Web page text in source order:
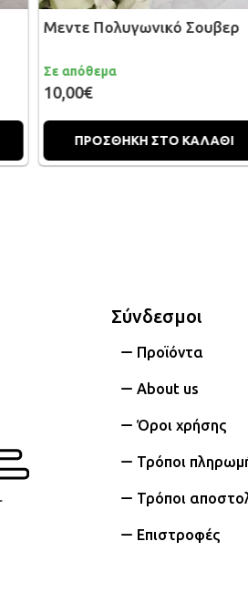
Σουβερ
ΣΤΟ ΚΑΛΑΘΙ
Μπεζ
Σύνδεσμοι
Προϊόντα
About us
Όροι χρήσης
Τρόποι
Τρόποι
Επιστροφές